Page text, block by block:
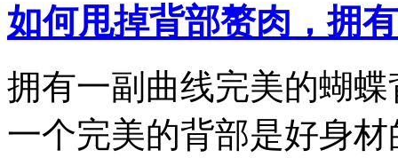
如何甩掉背部赘肉，拥
拥有一副曲线完美的蝴
一个完美的背部是好身